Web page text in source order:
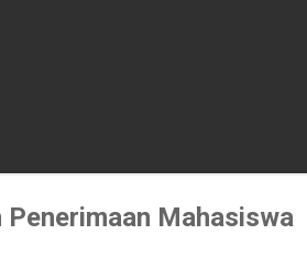
Penerimaan Mahasiswa